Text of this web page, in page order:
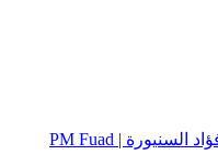
الموقع الرسمي - فؤاد السنيورة | PM Fuad